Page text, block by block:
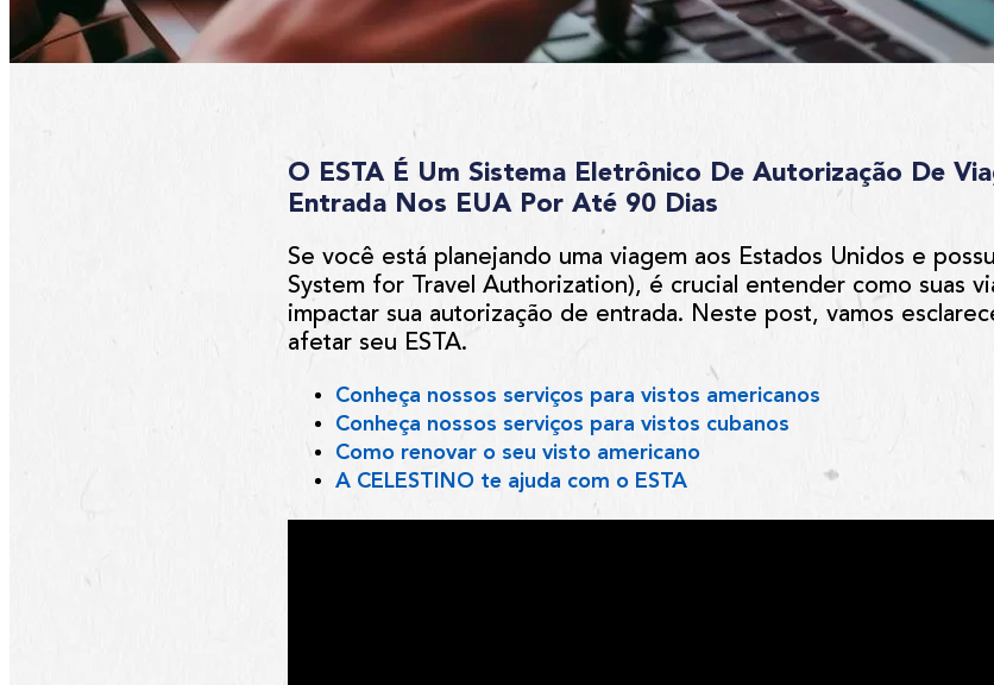
O ESTA É Um Sistema Eletrônico De Autorização De
Entrada Nos EUA Por Até 90 Dias
Se você está planejando uma viagem aos Estados Unidos e
System for Travel Authorization), é crucial entender como suas
impactar sua autorização de entrada. Neste post, vamos
afetar seu ESTA.
Conheça nossos serviços para vistos americanos
Conheça nossos serviços para vistos cubanos
Como renovar o seu visto americano
A CELESTINO te ajuda com o ESTA